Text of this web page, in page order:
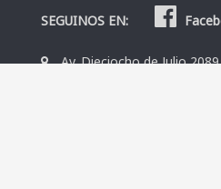
SEGUINOS EN:
Av. Dieciocho de Julio 2089